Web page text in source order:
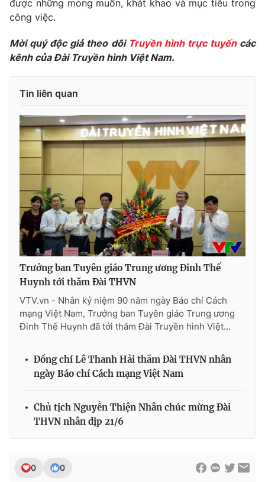
được những mong muốn, khát khao và mục tiêu trong
công việc.
Mời quý độc giả theo dõi Truyền hình trực tuyếncác
kênh của Đài Truyền hình Việt Nam.
Tin liên quan
Trưởng ban Tuyên giáo Trung ương Đinh Thế
Huynh tới thăm Đài THVN
VTV.vn - Nhân kỷ niệm 90 năm ngày Báo chí Cách
mạng Việt Nam, Trưởng ban Tuyên giáo Trung ương
Đinh Thế Huynh đã tới thăm Đài Truyền hình Việt...
Đồng chí Lê Thanh Hải thăm Đài THVN nhân
ngày Báo chí Cách mạng Việt Nam
Chủ tịch Nguyễn Thiện Nhân chúc mừng Đài
THVN nhân dịp 21/6
0 0